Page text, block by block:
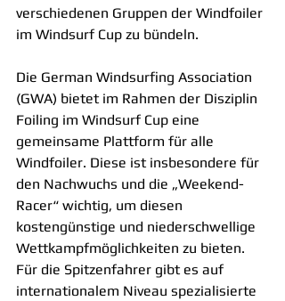
verschiedenen Gruppen der Windfoiler
im Windsurf Cup zu bündeln.
Die German Windsurfing Association
(GWA) bietet im Rahmen der Disziplin
Foiling im Windsurf Cup eine
gemeinsame Plattform für alle
Windfoiler. Diese ist insbesondere für
den Nachwuchs und die „Weekend-
Racer“ wichtig, um diesen
kostengünstige und niederschwellige
Wettkampfmöglichkeiten zu bieten.
Für die Spitzenfahrer gibt es auf
internationalem Niveau spezialisierte